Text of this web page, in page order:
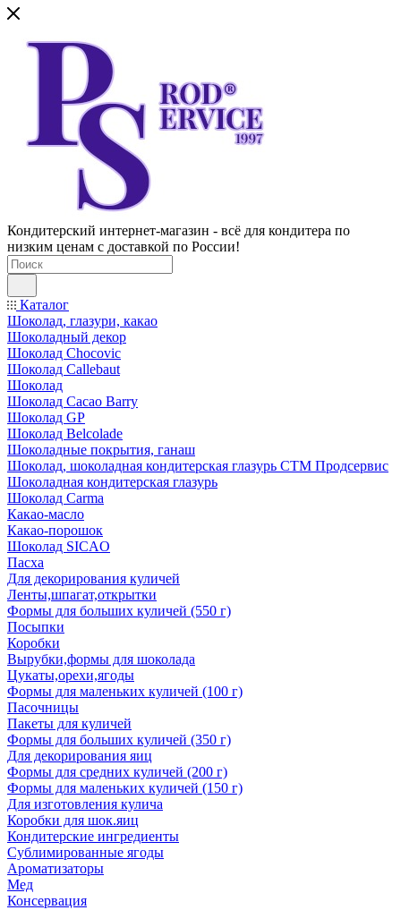
Кондитерский интернет-магазин - всё для кондитера по
низким ценам с доставкой по России!
Каталог
Шоколад, глазури, какао
Шоколадный декор
Шоколад Chocovic
Шоколад Callebaut
Шоколад
Шоколад Cacao Barry
Шоколад GP
Шоколад Belcolade
Шоколадные покрытия, ганаш
Шоколад, шоколадная кондитерская глазурь СТМ Продсервис
Шоколадная кондитерская глазурь
Шоколад Carma
Какао-масло
Какао-порошок
Шоколад SICAO
Пасха
Для декорирования куличей
Ленты,шпагат,открытки
Формы для больших куличей (550 г)
Посыпки
Коробки
Вырубки,формы для шоколада
Цукаты,орехи,ягоды
Формы для маленьких куличей (100 г)
Пасочницы
Пакеты для куличей
Формы для больших куличей (350 г)
Для декорирования яиц
Формы для средних куличей (200 г)
Формы для маленьких куличей (150 г)
Для изготовления кулича
Коробки для шок.яиц
Кондитерские ингредиенты
Сублимированные ягоды
Ароматизаторы
Мед
Консервация